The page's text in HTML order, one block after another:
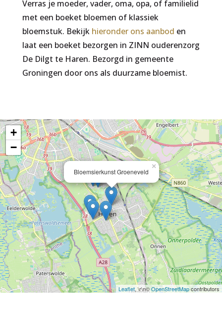
Verras je moeder, vader, oma, opa, of familielid
met een boeket bloemen of klassiek
bloemstuk. Bekijk hieronder ons aanbod en
laat een boeket bezorgen in ZINN ouderenzorg
De Dilgt te Haren. Bezorgd in gemeente
Groningen door ons als duurzame bloemist.
Bloemsierkunst Groeneveld
×
+
−
Leaflet, \r\n©OpenStreetMapcontributors